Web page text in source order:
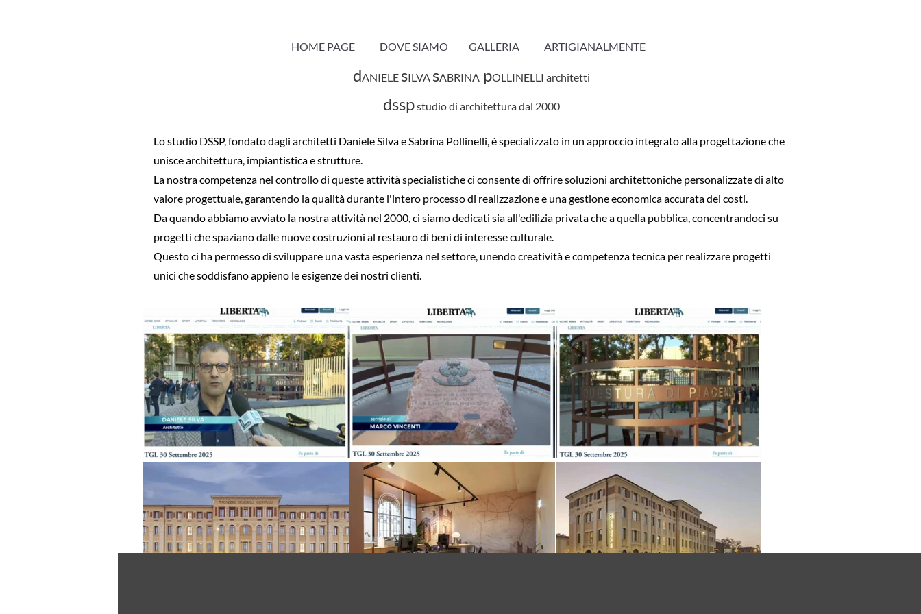
HOME PAGE DOVE SIAMO GALLERIA ARTIGIANALMENTE
dANIELE sILVA sABRINA pOLLINELLI architetti
dsspstudio di architettura dal 2000
Lo studio DSSP, fondato dagli architetti Daniele Silva e Sabrina Pollinelli, è specializzato in un approccio integrato alla progettazione che
unisce architettura, impiantistica e strutture.
La nostra competenza nel controllo di queste attività specialistiche ci consente di offrire soluzioni architettoniche personalizzate di alto
valore progettuale, garantendo la qualità durante l'intero processo di realizzazione e una gestione economica accurata dei costi.
Da quando abbiamo avviato la nostra attività nel 2000, ci siamo dedicati sia all'edilizia privata che a quella pubblica, concentrandoci su
progetti che spaziano dalle nuove costruzioni al restauro di beni di interesse culturale.
Questo ci ha permesso di sviluppare una vasta esperienza nel settore, unendo creatività e competenza tecnica per realizzare progetti
unici che soddisfano appieno le esigenze dei nostri clienti.